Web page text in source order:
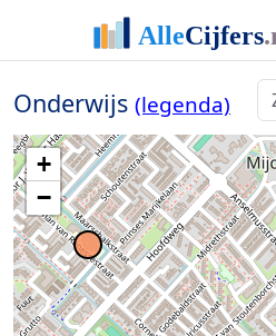
Onderwijs (legenda)
+
−